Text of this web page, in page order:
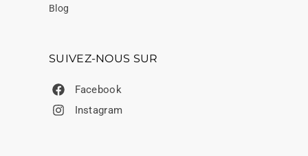
Blog
SUIVEZ-NOUS SUR
Facebook
Instagram